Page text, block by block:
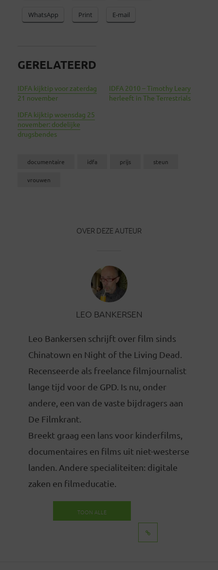
WhatsApp Print E-mail
GERELATEERD
IDFA kijktip voor zaterdag
21 november
IDFA 2010 – Timothy Leary
herleeft in The Terrestrials
IDFA kijktip woensdag 25
november: dodelijke
drugsbendes
documentaire idfa prijs steun
vrouwen
OVER DEZE AUTEUR
LEO BANKERSEN
Leo Bankersen schrijft over film sinds
Chinatown en Night of the Living Dead.
Recenseerde als freelance filmjournalist
lange tijd voor de GPD. Is nu, onder
andere, een van de vaste bijdragers aan
De Filmkrant.
Breekt graag een lans voor kinderfilms,
documentaires en films uit niet-westerse
landen. Andere specialiteiten: digitale
zaken en filmeducatie.
TOON ALLE